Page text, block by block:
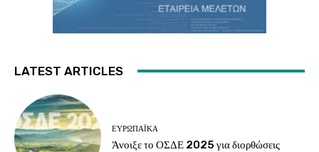
LATEST ARTICLES
ΕΥΡΩΠΑΪΚΆ
Άνοιξε το ΟΣΔΕ 2025 για διορθώσεις